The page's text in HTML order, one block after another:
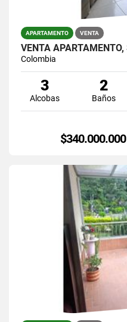
APARTAMENTO VENTA
Colombia
3
Alcobas
2
Baños
$340.000.000